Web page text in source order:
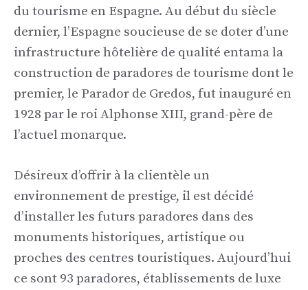
du tourisme en Espagne. Au début du siècle
dernier, l’Espagne soucieuse de se doter d’une
infrastructure hôtelière de qualité entama la
construction de paradores de tourisme dont le
premier, le Parador de Gredos, fut inauguré en
1928 par le roi Alphonse XIII, grand-père de
l’actuel monarque.
Désireux d’offrir à la clientèle un
environnement de prestige, il est décidé
d’installer les futurs paradores dans des
monuments historiques, artistique ou
proches des centres touristiques. Aujourd’hui
ce sont 93 paradores, établissements de luxe